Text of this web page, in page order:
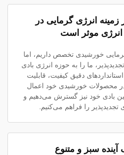
انرژی گرمایی در
انرژی موثر است
خورشیدی تخصص داریم، اما
ما را به حوزه انرژی بادی
دقیق کیفیت، قابلیت
محصولات خورشیدی خود اعمال
بادی خود نیز گسترش می‌دهیم و
تجدیدپذیر را فراهم می‌کنیم.
آینده سبز و متنوع